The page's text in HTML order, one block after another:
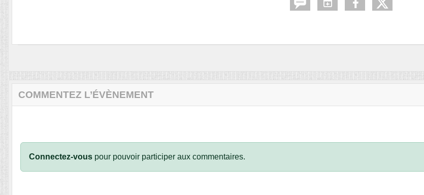
COMMENTEZ L’ÉVÈNEMENT
Connectez-vous pour pouvoir participer aux commentaires.